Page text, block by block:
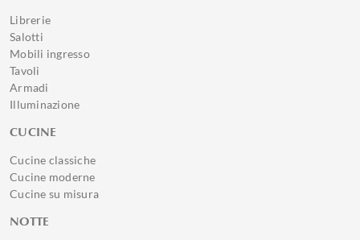
Librerie
Salotti
Mobili ingresso
Tavoli
Armadi
Illuminazione
CUCINE
Cucine classiche
Cucine moderne
Cucine su misura
NOTTE